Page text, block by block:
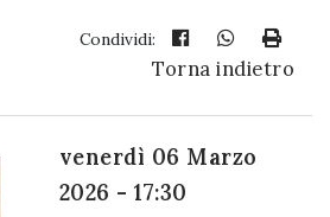
Condividi:
Torna indietro
venerdì 06 Marzo
2026 - 17:30